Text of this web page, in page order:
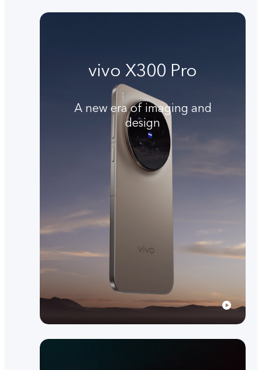
vivo X300 Pro
A new era of imaging and
design